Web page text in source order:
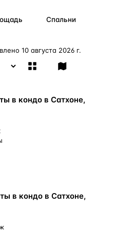
Спальни
10 августа 2026 г.
в кондо в Сатхоне,
в кондо в Сатхоне,